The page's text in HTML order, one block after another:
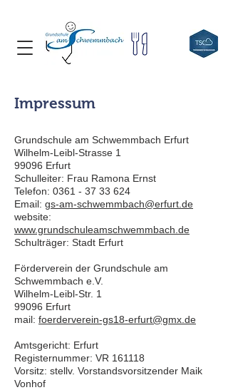
Impressum
Grundschule am Schwemmbach Erfurt
Wilhelm-Leibl-Strasse 1
99096 Erfurt
Schulleiter: Frau Ramona Ernst
Telefon: 0361 - 37 33 624
Email: gs-am-schwemmbach@erfurt.de
website:
www.grundschuleamschwemmbach.de
Schulträger: Stadt Erfurt
Förderverein der Grundschule am
Schwemmbach e.V.
Wilhelm-Leibl-Str. 1
99096 Erfurt
mail: foerderverein-gs18-erfurt@gmx.de
Amtsgericht: Erfurt
Registernummer: VR 161118
Vorsitz: stellv. Vorstandsvorsitzender Maik
Vonhof